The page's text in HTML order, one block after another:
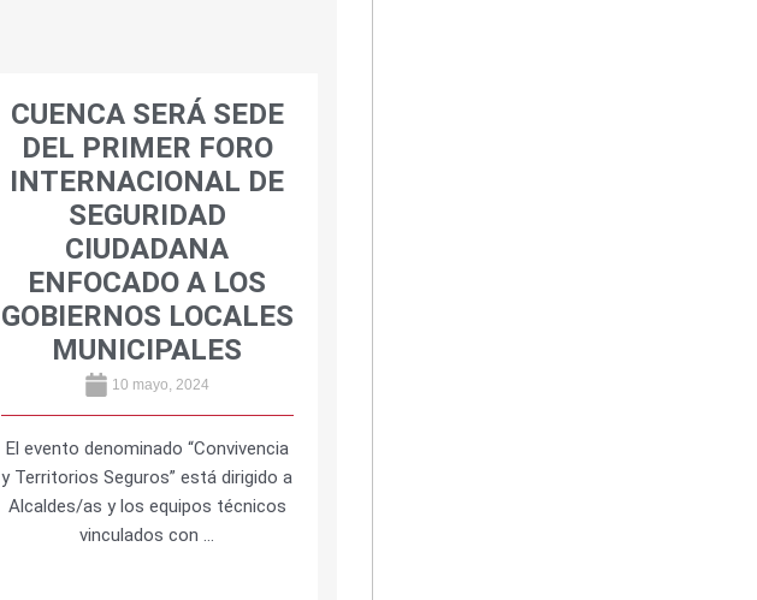
CUENCA SERÁ SEDE
DEL PRIMER FORO
INTERNACIONAL DE
SEGURIDAD
CIUDADANA
ENFOCADO A LOS
GOBIERNOS LOCALES
MUNICIPALES
10 mayo, 2024
El evento denominado “Convivencia
y Territorios Seguros” está dirigido a
Alcaldes/as y los equipos técnicos
vinculados con …